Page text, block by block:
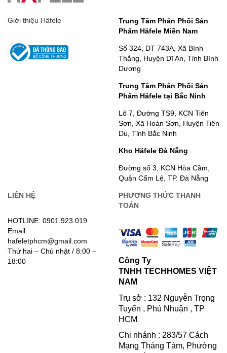
Giới thiệu Häfele
Trung Tâm Phân Phối Sản
Phẩm Häfele Miền Nam
Số 324, DT 743A, Xã Bình
Thắng, Huyện Dĩ An, Tỉnh Bình
Dương
Trung Tâm Phân Phối Sản
Phẩm Häfele tại Bắc Ninh
Lô 7, Đường TS9, KCN Tiên
Sơn, Xã Hoàn Sơn, Huyện Tiên
Du, Tỉnh Bắc Ninh
Kho Häfele Đà Nẵng
Đường số 3, KCN Hòa Cầm,
Quận Cẩm Lệ, TP. Đà Nẵng
LIÊN HỆ
HOTLINE: 0901.923.019
Email:
hafeletphcm@gmail.com
Thứ hai – Chủ nhật / 8:00 –
18:00
PHƯƠNG THỨC THANH
TOÁN
Công Ty
TNHH TECHHOMES VIỆT
NAM
Trụ sở : 132 Nguyễn Trọng
Tuyển , Phú Nhuận , TP
HCM
Chi nhánh : 283/57 Cách
Mạng Tháng Tám, Phường